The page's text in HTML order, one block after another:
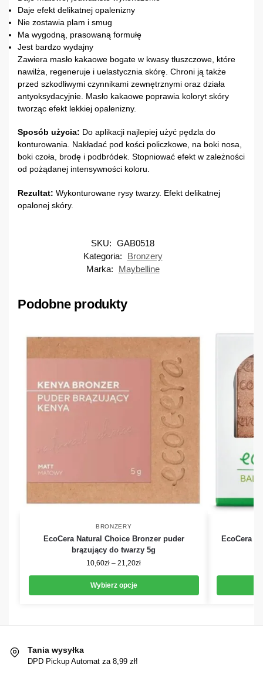
Daje efekt delikatnej opalenizny
Nie zostawia plam i smug
Ma wygodną, prasowaną formułę
Jest bardzo wydajny
Zawiera masło kakaowe bogate w kwasy tłuszczowe, które
nawilża, regeneruje i uelastycznia skórę. Chroni ją także
przed szkodliwymi czynnikami zewnętrznymi oraz działa
antyoksydacyjnie. Masło kakaowe poprawia koloryt skóry
tworząc efekt lekkiej opalenizny.
Sposób użycia: Do aplikacji najlepiej użyć pędzla do
konturowania. Nakładać pod kości policzkowe, na boki nosa,
boki czoła, brodę i podbródek. Stopniować efekt w zależności
od pożądanej intensywności koloru.
Rezultat: Wykonturowane rysy twarzy. Efekt delikatnej
opalonej skóry.
SKU: GAB0518
Kategoria:
Bronzery
Marka:
Maybelline
Podobne produkty
BRONZERY
EcoCera Natural Choice Bronzer puder
brązujący do twarzy 5g
10,60zł – 21,20zł
Wybierz opcje
EcoCera
Tania wysyłka
DPD Pickup Automat za 8,99 zł!